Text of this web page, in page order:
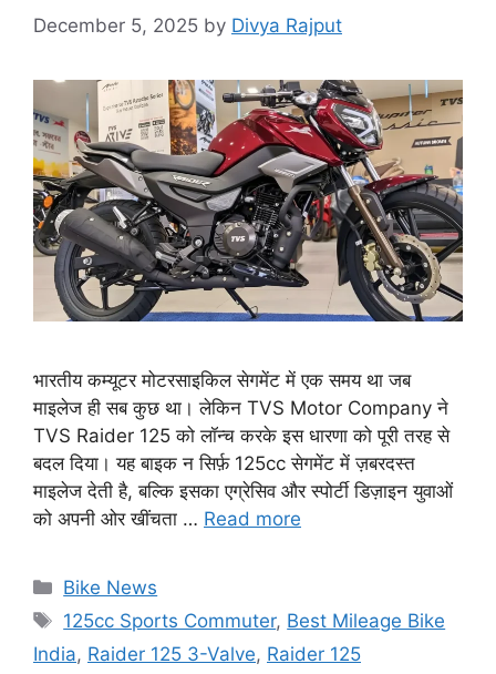
December 5, 2025 by Divya Rajput
भारतीय कम्यूटर मोटरसाइकिल सेगमेंट में एक समय था जब
माइलेज ही सब कुछ था। लेकिन TVS Motor Company ने
TVS Raider 125 को लॉन्च करके इस धारणा को पूरी तरह से
बदल दिया। यह बाइक न सिर्फ़ 125cc सेगमेंट में ज़बरदस्त
माइलेज देती है, बल्कि इसका एग्रेसिव और स्पोर्टी डिज़ाइन युवाओं
को अपनी ओर खींचता … Read more
Categories
Bike News
Tags
125cc Sports Commuter, Best Mileage Bike
India, Raider 125 3-Valve, Raider 125